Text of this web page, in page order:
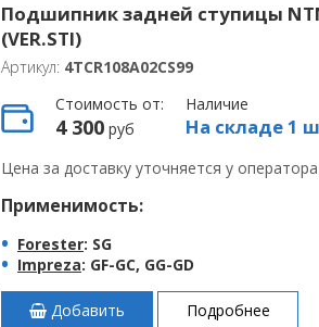
Подшипник задней ступицы
(VER.STI)
Артикул: 4TCR108A02CS99
Стоимость от:
4 300руб
Наличие
На складе 1
Цена за доставку уточняется у оператора
Применимость:
Forester: SG
Impreza: GF-GC, GG-GD
Добавить Подробнее